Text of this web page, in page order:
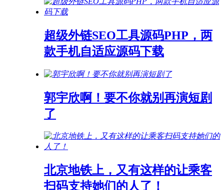
超级外链SEO工具源码PHP，两
款手机自适应源码下载
郭宇欣啊！要不你就别再演短剧
了
北京地铁上，又有这样的让乘客
扫码支持她们的人了！